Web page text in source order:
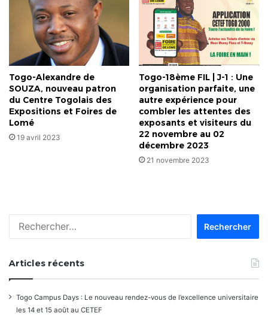
Togo-Alexandre de
SOUZA, nouveau patron
du Centre Togolais des
Expositions et Foires de
Lomé
19 avril 2023
Togo-18ème FIL | J-1 : Une
organisation parfaite, une
autre expérience pour
combler les attentes des
exposants et visiteurs du
22 novembre au 02
décembre 2023
21 novembre 2023
Articles récents
Togo Campus Days : Le nouveau rendez-vous de l’excellence universitaire
les 14 et 15 août au CETEF